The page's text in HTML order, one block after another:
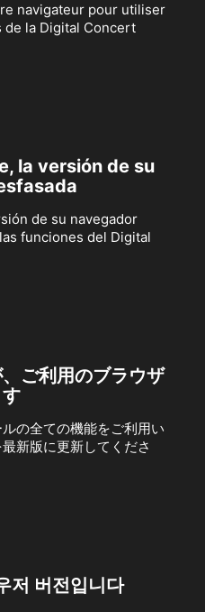
navigateur pour utiliser
la Digital Concert
la versión de su
de su navegador
funciones del Digital
ご利用のブラウザ
の全ての機能をご利用い
新版に更新してくださ
저 버전입니다